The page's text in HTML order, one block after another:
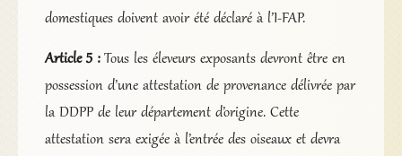
domestiques doivent avoir été déclaré à l’I-FAP.
Article 5 : Tous les éleveurs exposants devront être en
possession d’une attestation de provenance délivrée par
la DDPP de leur département d’origine. Cette
attestation sera exigée à l’entrée des oiseaux et devra